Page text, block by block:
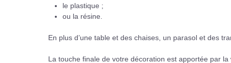
le plastique ;
ou la résine.
En plus d’une table et des chaises, un parasol et des
La touche finale de votre décoration est apportée par la